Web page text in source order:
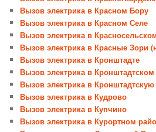
Вызов электрика в Красном Бору
Вызов электрика в Красном Селе
Вызов электрика в
Вызов электрика в Красные Зори
Вызов электрика в Кронштадте
Вызов электрика в
Вызов электрика в
Вызов электрика в Кудрово
Вызов электрика в Купчино
Вызов электрика в Курортном